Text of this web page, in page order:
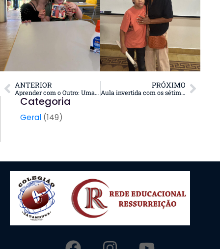
ANTERIOR
Aprender com o Outro: Uma Ponte Entre Idades e Experiências!
PRÓXIMO
Aula invertida com os sétimos anos!
Categoria
Geral (149)